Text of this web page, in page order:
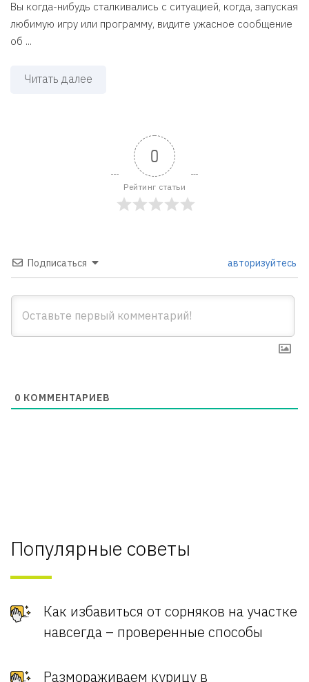
Вы когда-нибудь сталкивались с ситуацией, когда, запуская
любимую игру или программу, видите ужасное сообщение
об ...
Читать далее
0
Рейтинг статьи
Подписаться авторизуйтесь
0 КОММЕНТАРИЕВ
Популярные советы
Как избавиться от сорняков на участке
навсегда – проверенные способы
Размораживаем курицу в